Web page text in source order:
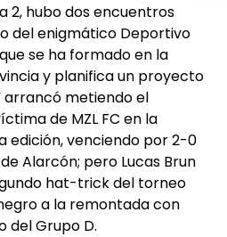
2, hubo dos encuentros
del enigmático Deportivo
se ha formado en la
y planifica un proyecto
arrancó metiendo el
de MZL FC en la
edición, venciendo por 2-0
Alarcón; pero Lucas Brun
hat-trick del torneo
a la remontada con
del Grupo D.